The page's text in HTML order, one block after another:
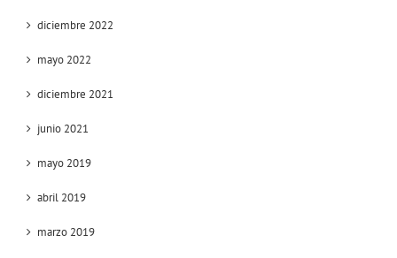
diciembre 2022
mayo 2022
diciembre 2021
junio 2021
mayo 2019
abril 2019
marzo 2019